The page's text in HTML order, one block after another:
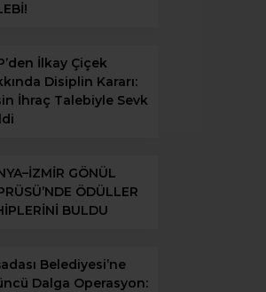
İlkay Çiçek
Disiplin Kararı:
İhraç Talebiyle Sevk
GÖNÜL
ÖDÜLLER
BULDU
Belediyesi’ne
Dalga Operasyon: